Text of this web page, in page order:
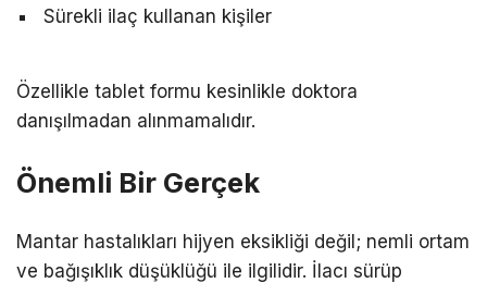
Sürekli ilaç kullanan kişiler
Özellikle tablet formu kesinlikle doktora
danışılmadan alınmamalıdır.
Önemli Bir Gerçek
Mantar hastalıkları hijyen eksikliği değil; nemli ortam
ve bağışıklık düşüklüğü ile ilgilidir. İlacı sürüp